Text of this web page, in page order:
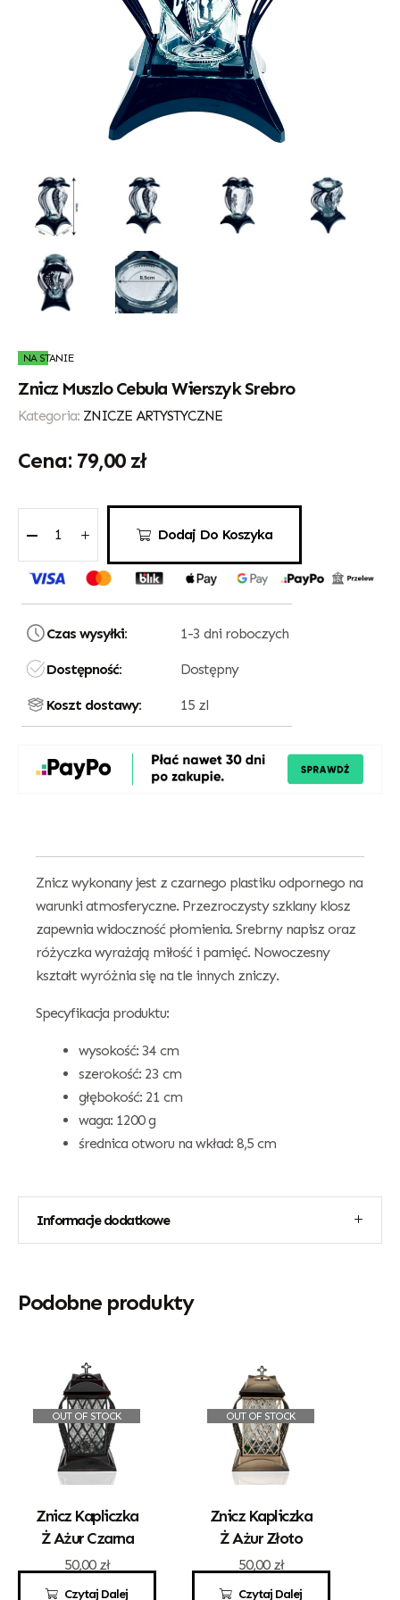
NA STANIE
Znicz Muszlo Cebula Wierszyk Srebro
Kategoria: ZNICZE ARTYSTYCZNE
79,00 zł
Dodaj Do Koszyka
Czas wysyłki: 1-3 dni roboczych
Dostępność: Dostępny
Koszt dostawy: 15 zl
Znicz wykonany jest z czarnego plastiku odpornego na
warunki atmosferyczne. Przezroczysty szklany klosz
zapewnia widoczność płomienia. Srebrny napisz oraz
różyczka wyrażają miłość i pamięć. Nowoczesny
kształt wyróżnia się na tle innych zniczy.
Specyfikacja produktu:
wysokość: 34 cm
szerokość: 23 cm
głębokość: 21 cm
waga: 1200 g
średnica otworu na wkład: 8,5 cm
Informacje dodatkowe
Podobne produkty
OUT OF STOCK
Czytaj Dalej
Znicz Kapliczka
Ż Ażur Czarna
50,00 zł
OUT OF STOCK
Czytaj Dalej
Znicz Kapliczka
Ż Ażur Złoto
50,00 zł